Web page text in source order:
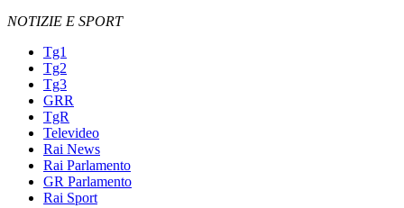
NOTIZIE E SPORT
Tg1
Tg2
Tg3
GRR
TgR
Televideo
Rai News
Rai Parlamento
GR Parlamento
Rai Sport